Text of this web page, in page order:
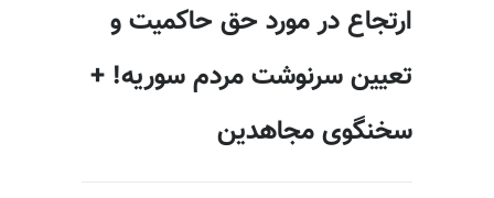
ارتجاع در مورد حق حاکمیت و
تعیین سرنوشت مردم سوریه! +
سخنگوی مجاهدین